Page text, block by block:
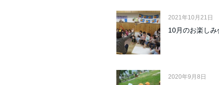
2021年10月21日
10月のお楽し
2020年9月8日